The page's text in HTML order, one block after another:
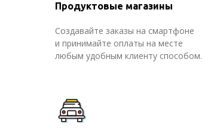
Продуктовые магазины
Создавайте заказы на смартфоне
и принимайте оплаты на месте
любым удобным клиенту способом.